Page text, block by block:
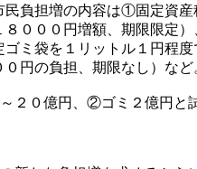
民負担増の内容は①固定資産
８０００円増額、期限限定
ゴミ袋を１リットル１円程
０円の負担、期限なし）など
２０億円、②ゴミ２億円と